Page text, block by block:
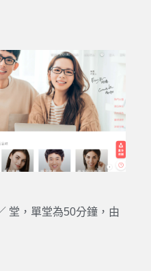
堂，單堂為50分鐘，由